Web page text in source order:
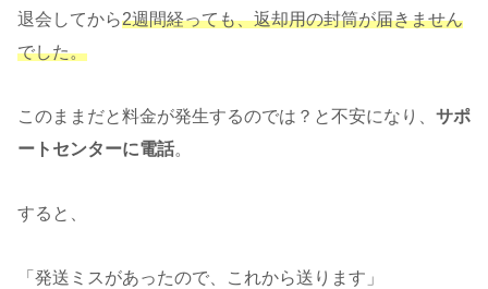
退会してから2週間経っても、返却用の封筒が届きません
でした。
このままだと料金が発生するのでは？と不安になり、 サポ
ートセンターに電話。
すると、
「発送ミスがあったので、これから送ります」